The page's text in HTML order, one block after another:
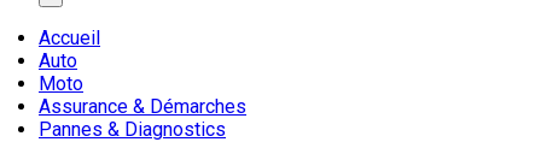
Accueil
Auto
Moto
Assurance & Démarches
Pannes & Diagnostics